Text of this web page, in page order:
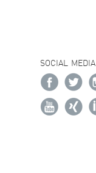
SOCIAL MEDIA